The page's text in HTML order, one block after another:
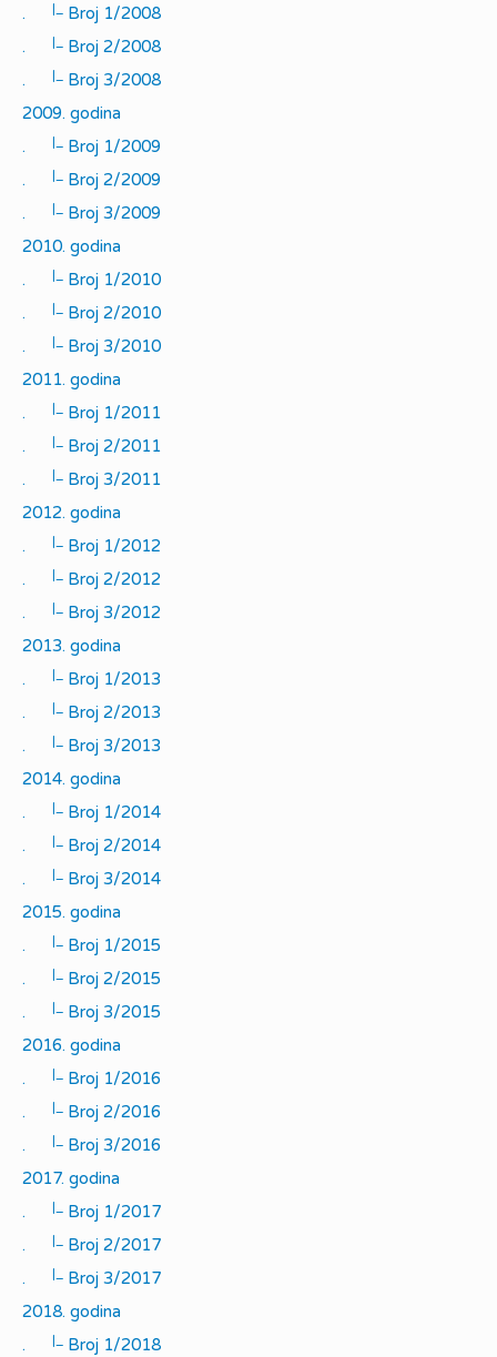
.
|_
Broj 1/2008
.
|_
Broj 2/2008
.
|_
Broj 3/2008
2009. godina
.
|_
Broj 1/2009
.
|_
Broj 2/2009
.
|_
Broj 3/2009
2010. godina
.
|_
Broj 1/2010
.
|_
Broj 2/2010
.
|_
Broj 3/2010
2011. godina
.
|_
Broj 1/2011
.
|_
Broj 2/2011
.
|_
Broj 3/2011
2012. godina
.
|_
Broj 1/2012
.
|_
Broj 2/2012
.
|_
Broj 3/2012
2013. godina
.
|_
Broj 1/2013
.
|_
Broj 2/2013
.
|_
Broj 3/2013
2014. godina
.
|_
Broj 1/2014
.
|_
Broj 2/2014
.
|_
Broj 3/2014
2015. godina
.
|_
Broj 1/2015
.
|_
Broj 2/2015
.
|_
Broj 3/2015
2016. godina
.
|_
Broj 1/2016
.
|_
Broj 2/2016
.
|_
Broj 3/2016
2017. godina
.
|_
Broj 1/2017
.
|_
Broj 2/2017
.
|_
Broj 3/2017
2018. godina
.
|_
Broj 1/2018